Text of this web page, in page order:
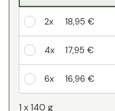
2x 18,95 €
4x 17,95 €
6x 16,96 €
1 x 140 g